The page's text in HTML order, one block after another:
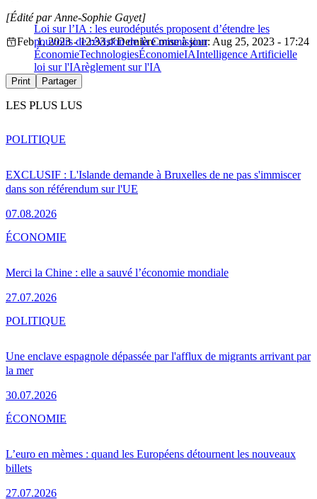
Loi sur l’IA : les eurodéputés proposent d’étendre les
pouvoirs de révision de la Commission
[Édité par Anne-Sophie Gayet]
Feb 1, 2023 - 12:33
Dernière mise à jour: Aug 25, 2023 - 17:24
ÉconomieTechnologiesÉconomieIAIntelligence Artificielle
loi sur l'IArèglement sur l'IA
Print Partager
LES PLUS LUS
EXCLUSIF : L'Islande demande à Bruxelles de ne pas s'immiscer
dans son référendum sur l'UE
07.08.2026
POLITIQUE
Merci la Chine : elle a sauvé l’économie mondiale
27.07.2026
ÉCONOMIE
Une enclave espagnole dépassée par l'afflux de migrants arrivant par
la mer
30.07.2026
POLITIQUE
L’euro en mèmes : quand les Européens détournent les nouveaux
billets
27.07.2026
ÉCONOMIE